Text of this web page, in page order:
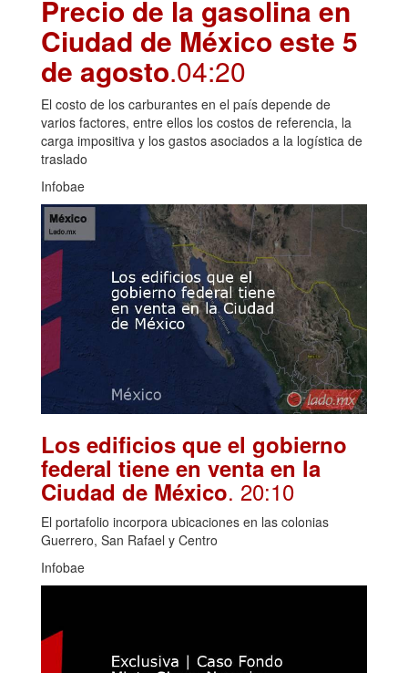
Precio de la gasolina en
Ciudad de México este 5
de agosto.04:20
El costo de los carburantes en el país depende de
varios factores, entre ellos los costos de referencia, la
carga impositiva y los gastos asociados a la logística de
traslado
Infobae
Los edificios que el gobierno
federal tiene en venta en la
Ciudad de México. 20:10
El portafolio incorpora ubicaciones en las colonias
Guerrero, San Rafael y Centro
Infobae